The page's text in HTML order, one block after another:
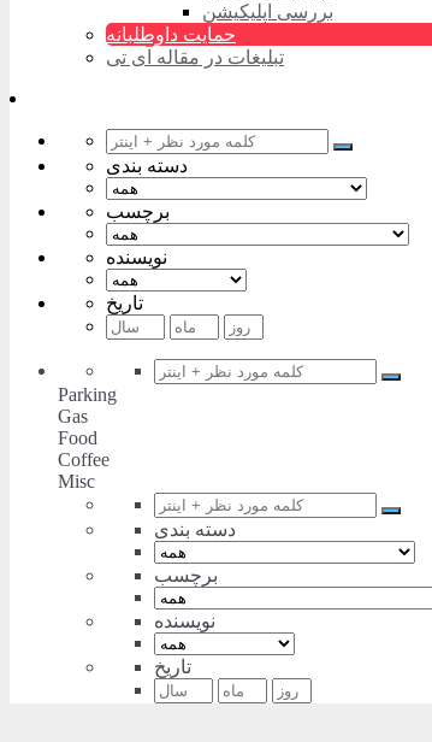
بررسی اپلیکیشن
حمایت داوطلبانه
تبلیغات در مقاله آی تی
دسته بندی
برچسب
نویسنده
تاریخ
Parking
Gas
Food
Coffee
Misc
دسته بندی
برچسب
نویسنده
تاریخ